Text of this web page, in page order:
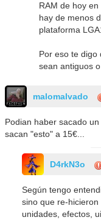
RAM de hoy
hay de menos
plataforma
Por eso te digo
sean antiguos
malomalvado
Podian haber sacado
sacan "esto" a 15€...
D4rkN3o
Según tengo
sino que re-
unidades, efectos,